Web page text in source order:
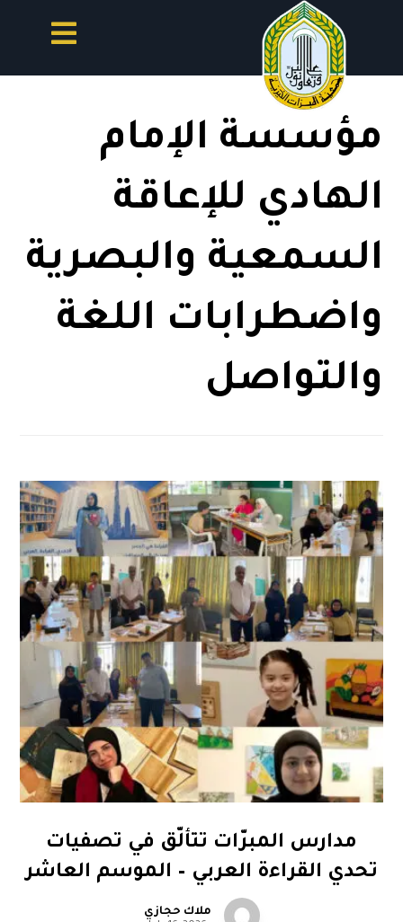
مؤسسة الإمام
الهادي للإعاقة
السمعية والبصرية
واضطرابات اللغة
والتواصل
مدارس المبرّات تتألّق في تصفيات
تحدي القراءة العربي – الموسم العاشر
ملاك حجازي